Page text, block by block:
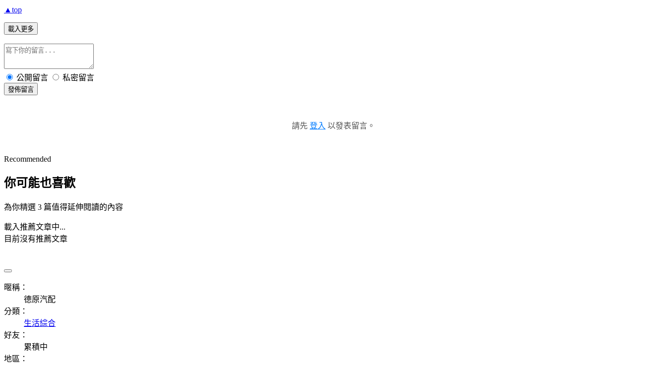
▲top
載入更多
公開留言 私密留言
發佈留言
請先 登入 以發表留言。
Recommended
你可能也喜歡
為你精選 3 篇值得延伸閱讀的內容
載入推薦文章中...
目前沒有推薦文章
暱稱：
德原汽配
分類：
生活綜合
好友：
累積中
地區：